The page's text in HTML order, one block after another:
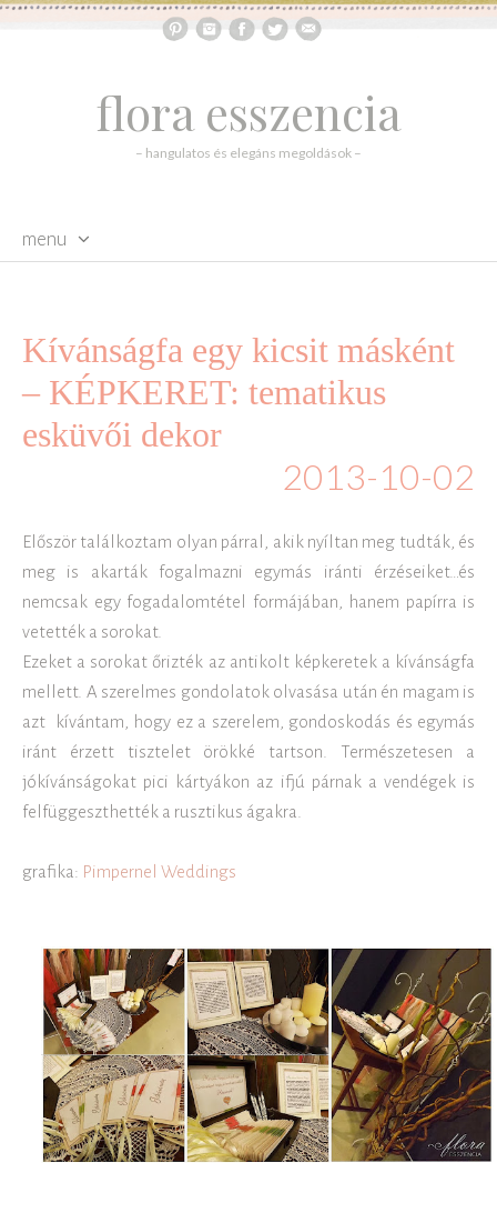
flora esszencia
– hangulatos és elegáns megoldások –
menu
Kívánságfa egy kicsit másként
– KÉPKERET: tematikus
esküvői dekor
2013-10-02
Először találkoztam olyan párral, akik nyíltan meg tudták, és
meg is akarták fogalmazni egymás iránti érzéseiket…és
nemcsak egy fogadalomtétel formájában, hanem papírra is
vetették a sorokat.
Ezeket a sorokat őrizték az antikolt képkeretek a kívánságfa
mellett. A szerelmes gondolatok olvasása után én magam is
azt kívántam, hogy ez a szerelem, gondoskodás és egymás
iránt érzett tisztelet örökké tartson. Természetesen a
jókívánságokat pici kártyákon az ifjú párnak a vendégek is
felfüggeszthették a rusztikus ágakra.
grafika: Pimpernel Weddings